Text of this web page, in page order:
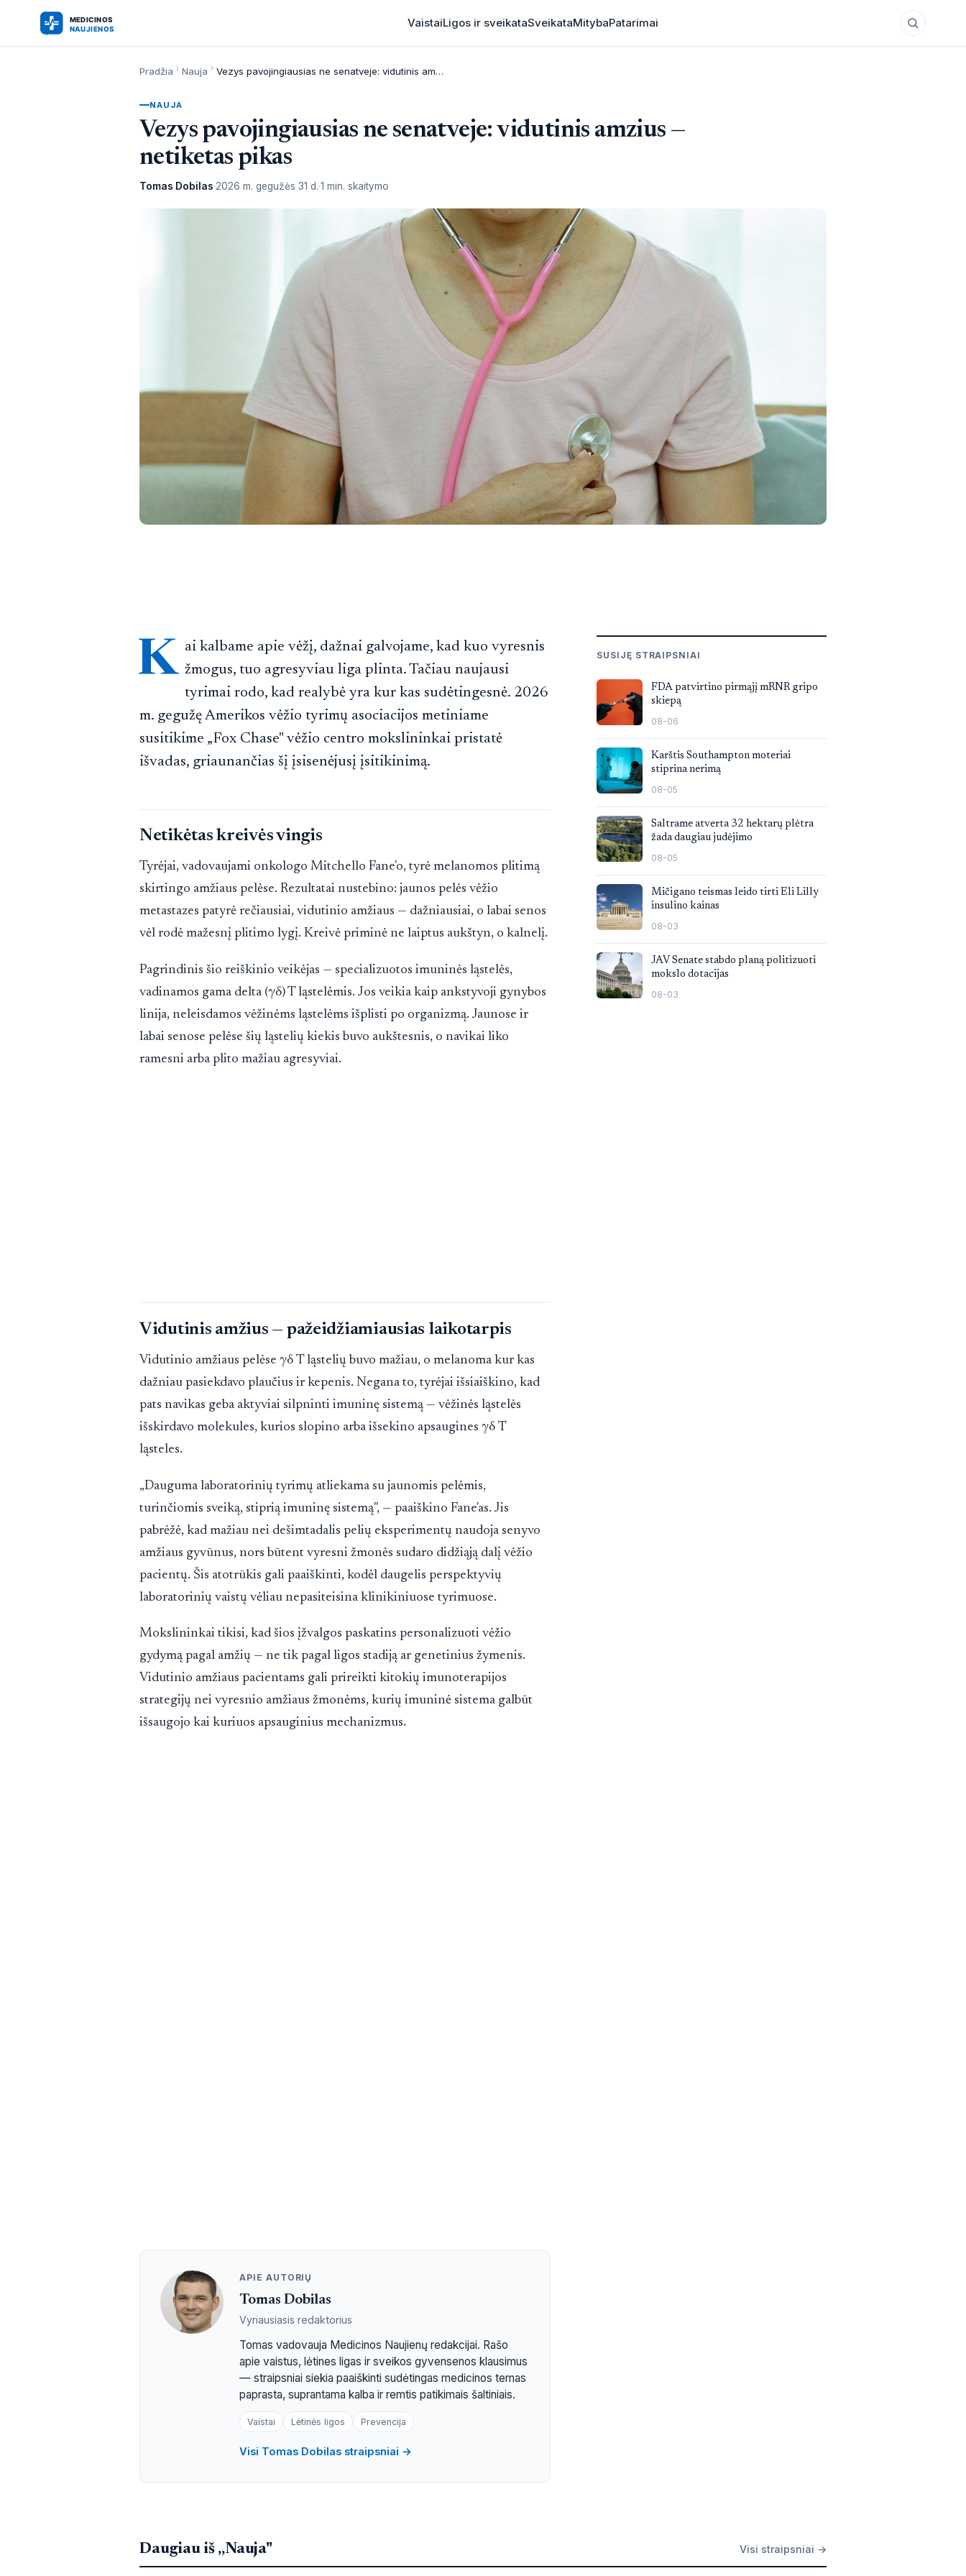
VaistaiLigos ir sveikataSveikataMitybaPatarimai
Pradžia Nauja Vezys pavojingiausias ne senatveje: vidutinis amzius — netiketas pikas
NAUJA
Vezys pavojingiausias ne senatveje: vidutinis amzius —
netiketas pikas
Tomas Dobilas 2026 m. gegužės 31 d. 1 min. skaitymo
K ai kalbame apie vėžį, dažnai galvojame, kad kuo vyresnis
žmogus, tuo agresyviau liga plinta. Tačiau naujausi
tyrimai rodo, kad realybė yra kur kas sudėtingesnė. 2026
m. gegužę Amerikos vėžio tyrimų asociacijos metiniame
susitikime „Fox Chase" vėžio centro mokslininkai pristatė
išvadas, griaunančias šį įsisenėjusį įsitikinimą.
Netikėtas kreivės vingis
Tyrėjai, vadovaujami onkologo Mitchello Fane'o, tyrė melanomos plitimą
skirtingo amžiaus pelėse. Rezultatai nustebino: jaunos pelės vėžio
metastazes patyrė rečiausiai, vidutinio amžiaus — dažniausiai, o labai senos
vėl rodė mažesnį plitimo lygį. Kreivė priminė ne laiptus aukštyn, o kalnelį.
Pagrindinis šio reiškinio veikėjas — specializuotos imuninės ląstelės,
vadinamos gama delta (γδ) T ląstelėmis. Jos veikia kaip ankstyvoji gynybos
linija, neleisdamos vėžinėms ląstelėms išplisti po organizmą. Jaunose ir
labai senose pelėse šių ląstelių kiekis buvo aukštesnis, o navikai liko
ramesni arba plito mažiau agresyviai.
Vidutinis amžius — pažeidžiamiausias laikotarpis
Vidutinio amžiaus pelėse γδ T ląstelių buvo mažiau, o melanoma kur kas
dažniau pasiekdavo plaučius ir kepenis. Negana to, tyrėjai išsiaiškino, kad
pats navikas geba aktyviai silpninti imuninę sistemą — vėžinės ląstelės
išskirdavo molekules, kurios slopino arba išsekino apsaugines γδ T
ląsteles.
„Dauguma laboratorinių tyrimų atliekama su jaunomis pelėmis,
turinčiomis sveiką, stiprią imuninę sistemą", — paaiškino Fane'as. Jis
pabrėžė, kad mažiau nei dešimtadalis pelių eksperimentų naudoja senyvo
amžiaus gyvūnus, nors būtent vyresni žmonės sudaro didžiąją dalį vėžio
pacientų. Šis atotrūkis gali paaiškinti, kodėl daugelis perspektyvių
laboratorinių vaistų vėliau nepasiteisina klinikiniuose tyrimuose.
Mokslininkai tikisi, kad šios įžvalgos paskatins personalizuoti vėžio
gydymą pagal amžių — ne tik pagal ligos stadiją ar genetinius žymenis.
Vidutinio amžiaus pacientams gali prireikti kitokių imunoterapijos
strategijų nei vyresnio amžiaus žmonėms, kurių imuninė sistema galbūt
išsaugojo kai kuriuos apsauginius mechanizmus.
APIE AUTORIŲ
Tomas Dobilas
Vyriausiasis redaktorius
Tomas vadovauja Medicinos Naujienų redakcijai. Rašo
apie vaistus, lėtines ligas ir sveikos gyvensenos klausimus
— straipsniai siekia paaiškinti sudėtingas medicinos temas
paprasta, suprantama kalba ir remtis patikimais šaltiniais.
Vaistai Lėtinės ligos Prevencija
Visi Tomas Dobilas straipsniai →
SUSIJĘ STRAIPSNIAI
FDA patvirtino pirmąjį mRNR gripo
skiepą
08-06
Karštis Southampton moteriai
stiprina nerimą
08-05
Saltrame atverta 32 hektarų plėtra
žada daugiau judėjimo
08-05
Mičigano teismas leido tirti Eli Lilly
insulino kainas
08-03
JAV Senate stabdo planą politizuoti
mokslo dotacijas
08-03
Daugiau iš „Nauja" Visi straipsniai →